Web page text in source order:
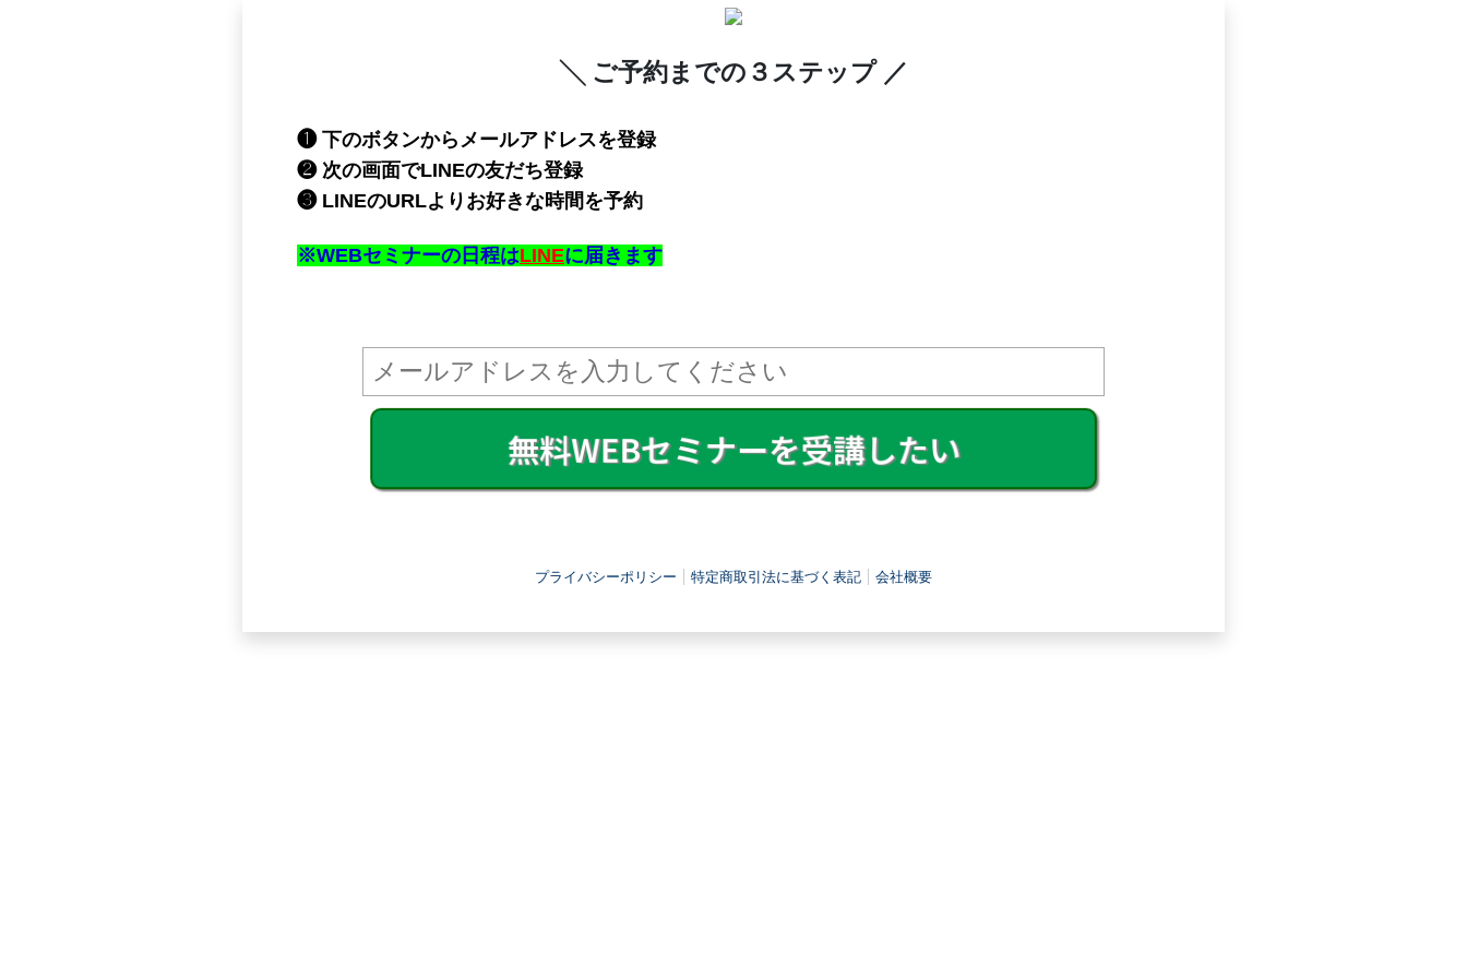
╲ ご予約までの３ステップ ／
❶ 下のボタンからメールアドレスを登録
❷ 次の画面でLINEの友だち登録
❸ LINEのURLよりお好きな時間を予約
※WEBセミナーの日程はLINEに届きます
無料WEBセミナーを受講したい
プライバシーポリシー 特定商取引法に基づく表記
会社概要